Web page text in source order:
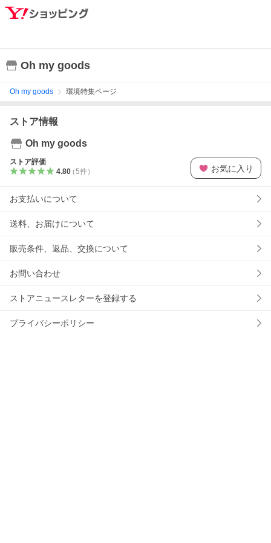
Oh my goods
Oh my goods 環境特集ページ
ストア情報
Oh my goods
ストア評価
4.80（5件） お気に入り
お支払いについて
送料、お届けについて
販売条件、返品、交換について
お問い合わせ
ストアニュースレターを登録する
プライバシーポリシー